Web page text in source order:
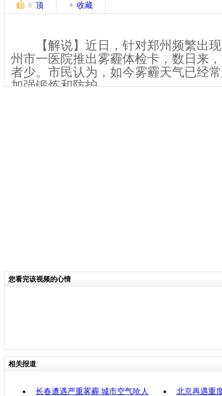
0 顶 收藏
【解说】近日，针对郑州频繁出现
州市一医院推出雾霾体检卡，数日来
者少。市民认为，如今雾霾天气已经
加强锻炼和防护。
您看完该视频的心情
相关报道
长春遭遇严重雾霾 城市空气呛人
北京再遇重